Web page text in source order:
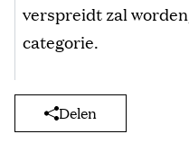
verspreidt zal
categorie.
Delen